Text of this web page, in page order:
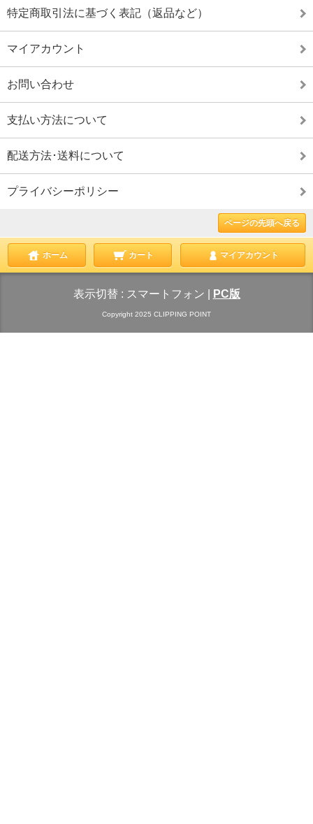
特定商取引法に基づく表記（返品など）
マイアカウント
お問い合わせ
支払い方法について
配送方法･送料について
プライバシーポリシー
ページの先頭へ戻る
ホーム カート マイアカウント
表示切替 : スマートフォン PC版
Copyright 2025 CLIPPING POINT